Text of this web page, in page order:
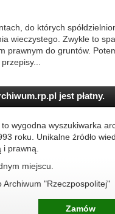
do których
wieczystego. Zwykle to
prawnym do gruntów.
jest płatny.
wygodna wyszukiwarka
roku. Unikalne źródło
prawną.
miejscu.
Archiwum "Rzeczpospolitej"
Zamów